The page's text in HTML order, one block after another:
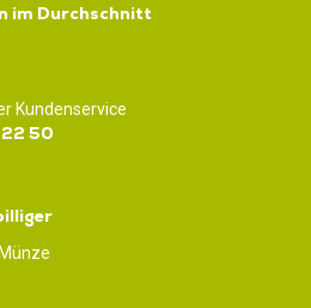
im Durchschnitt
Kundenservice
50